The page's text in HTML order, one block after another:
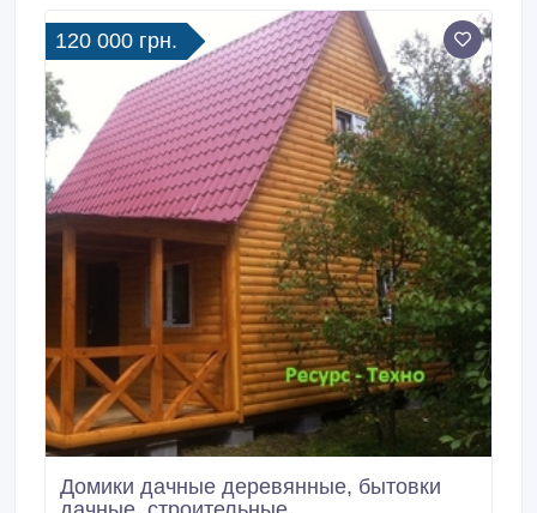
120 000 грн.
Домики дачные деревянные, бытовки